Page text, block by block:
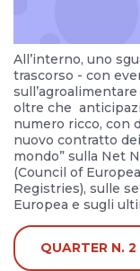
All’interno, uno
trascorso - con
oltre che
numero ricco, con
nuovo contratto
mondo” sulla Net
(Council of
Registries), sulle
Europea e sugli
QUARTER N.